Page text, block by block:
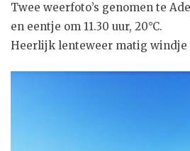
Twee weerfoto’s genomen te
en eentje om 11.30 uur, 20°C.
Heerlijk lenteweer matig windje